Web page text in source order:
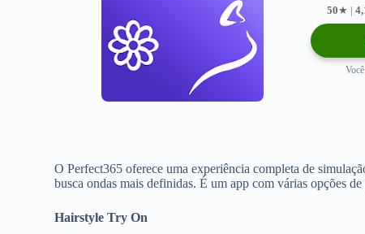
50★ |
O Perfect365 oferece uma experiência completa de
busca ondas mais definidas. É um app com várias opções
Hairstyle Try On